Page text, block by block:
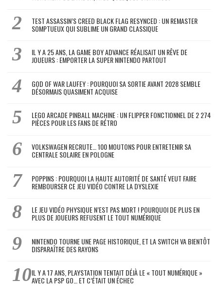
TEST ASSASSIN’S CREED BLACK FLAG RESYNCED : UN REMASTER
SOMPTUEUX QUI SUBLIME UN GRAND CLASSIQUE
IL Y A 25 ANS, LA GAME BOY ADVANCE RÉALISAIT UN RÊVE DE
JOUEURS : EMPORTER LA SUPER NINTENDO PARTOUT
GOD OF WAR LAUFEY : POURQUOI SA SORTIE AVANT 2028 SEMBLE
DÉSORMAIS QUASIMENT ACQUISE
LEGO ARCADE PINBALL MACHINE : UN FLIPPER FONCTIONNEL DE 2 274
PIÈCES POUR LES FANS DE RÉTRO
VOLKSWAGEN RECRUTE… 100 MOUTONS POUR ENTRETENIR SA
CENTRALE SOLAIRE EN POLOGNE
POPPINS : POURQUOI LA HAUTE AUTORITÉ DE SANTÉ VEUT FAIRE
REMBOURSER CE JEU VIDÉO CONTRE LA DYSLEXIE
LE JEU VIDÉO PHYSIQUE N’EST PAS MORT ! POURQUOI DE PLUS EN
PLUS DE JOUEURS REFUSENT LE TOUT NUMÉRIQUE
NINTENDO TOURNE UNE PAGE HISTORIQUE, ET LA SWITCH VA BIENTÔT
DISPARAÎTRE DES RAYONS
IL Y A 17 ANS, PLAYSTATION TENTAIT DÉJÀ LE « TOUT NUMÉRIQUE »
AVEC LA PSP GO… ET C’ÉTAIT UN ÉCHEC